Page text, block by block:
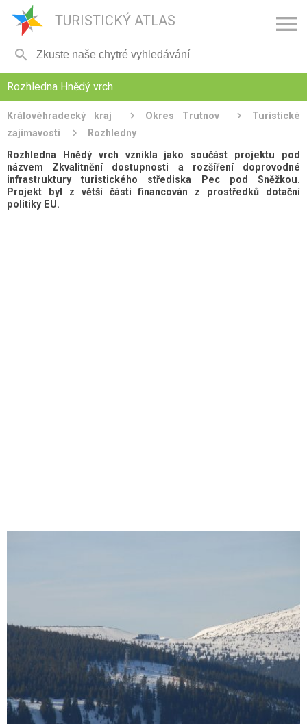
TURISTICKÝ ATLAS 

Rozhledna Hnědý vrch
Královéhradecký kraj Okres Trutnov
Turistické
zajímavosti
Rozhledny
Rozhledna Hnědý vrch vznikla jako součást projektu pod
názvem Zkvalitnění dostupnosti a rozšíření doprovodné
infrastruktury turistického střediska Pec pod Sněžkou.
Projekt byl z větší části financován z prostředků dotační
politiky EU.